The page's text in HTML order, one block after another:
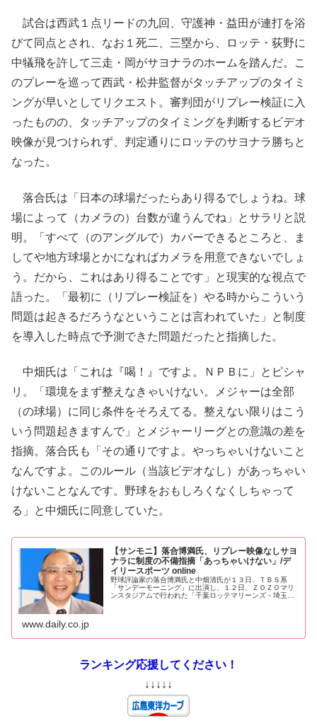
試合は西武１点リードの九回、守護神・益田が連打を浴
びて同点とされ、なお１死二、三塁から、ロッテ・荻野に
中犠飛を許して三走・岡がサヨナラのホームを踏んだ。こ
のプレーを巡って西武・松井監督がタッチアップのタイミ
ングが早いとしてリクエスト。審判団がリプレー検証に入
ったものの、タッチアップのタイミングを判断するビデオ
映像が見つけられず、判定通りにロッテのサヨナラ勝ちと
なった。
落合氏は「日本の球場だったらあり得るでしょうね。球
場によって（カメラの）台数が違うんでね」とサラリと説
明。「すべて（のアングルで）カバーできるところと、ま
してや地方球場とかになればカメラを用意できないでしょ
う。だから、これはあり得ることです」と現実的な視点で
語った。「最初に（リプレー検証を）やる時からこういう
問題は起きるだろうなということは言われていた」と制度
を導入した時点で予測できた問題だったと指摘した。
中畑氏は「これは『喝！』ですよ。ＮＰＢに」とピシャ
リ。「環境をまず整えなきゃいけない。メジャーは全部
（の球場）に同じ条件をそろえてる。整えない限りはこう
いう問題起きますんで」とメジャーリーグとの意識の差を
指摘。落合氏も「その通りですよ。やっちゃいけないこと
なんですよ。このルール（当該ビデオなし）があっちゃい
けないことなんです。野球をおもしろくなくしちゃって
る」と中畑氏に同意していた。
【サンモニ】落合博満氏、リプレー映像なしサヨ
ナラに制度の不備指摘「あっちゃいけない」/デ
イリースポーツ online
野球評論家の落合博満氏と中畑清氏が１３日、ＴＢＳ系
「サンデーモーニング」に出演し、１２日、ＺＯＺＯマリ
ンスタジアムで行われた「千葉ロッテマリーンズ－埼玉西
www.daily.co.jp
ランキング応援してください！
↓↓↓↓↓